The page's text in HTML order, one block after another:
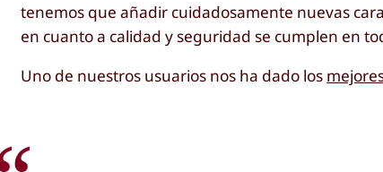
tenemos que añadir cuidadosamente nuevas
en cuanto a calidad y seguridad se cumplen en
Uno de nuestros usuarios nos ha dado los